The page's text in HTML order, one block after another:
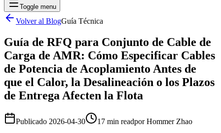
Toggle menu
Volver al BlogGuía Técnica
Guía de RFQ para Conjunto de Cable de
Carga de AMR: Cómo Especificar Cables
de Potencia de Acoplamiento Antes de
que el Calor, la Desalineación o los Plazos
de Entrega Afecten la Flota
Publicado 2026-04-30 17 min readpor Hommer Zhao